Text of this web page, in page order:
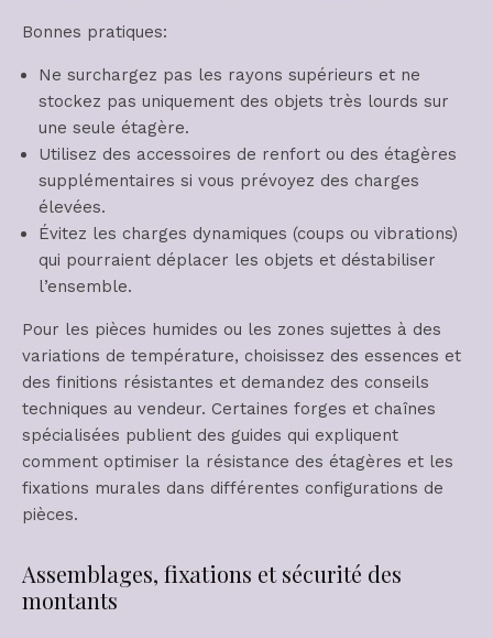
Bonnes pratiques:
Ne surchargez pas les rayons supérieurs et ne
stockez pas uniquement des objets très lourds sur
une seule étagère.
Utilisez des accessoires de renfort ou des étagères
supplémentaires si vous prévoyez des charges
élevées.
Évitez les charges dynamiques (coups ou vibrations)
qui pourraient déplacer les objets et déstabiliser
l’ensemble.
Pour les pièces humides ou les zones sujettes à des
variations de température, choisissez des essences et
des finitions résistantes et demandez des conseils
techniques au vendeur. Certaines forges et chaînes
spécialisées publient des guides qui expliquent
comment optimiser la résistance des étagères et les
fixations murales dans différentes configurations de
pièces.
Assemblages, fixations et sécurité des
montants